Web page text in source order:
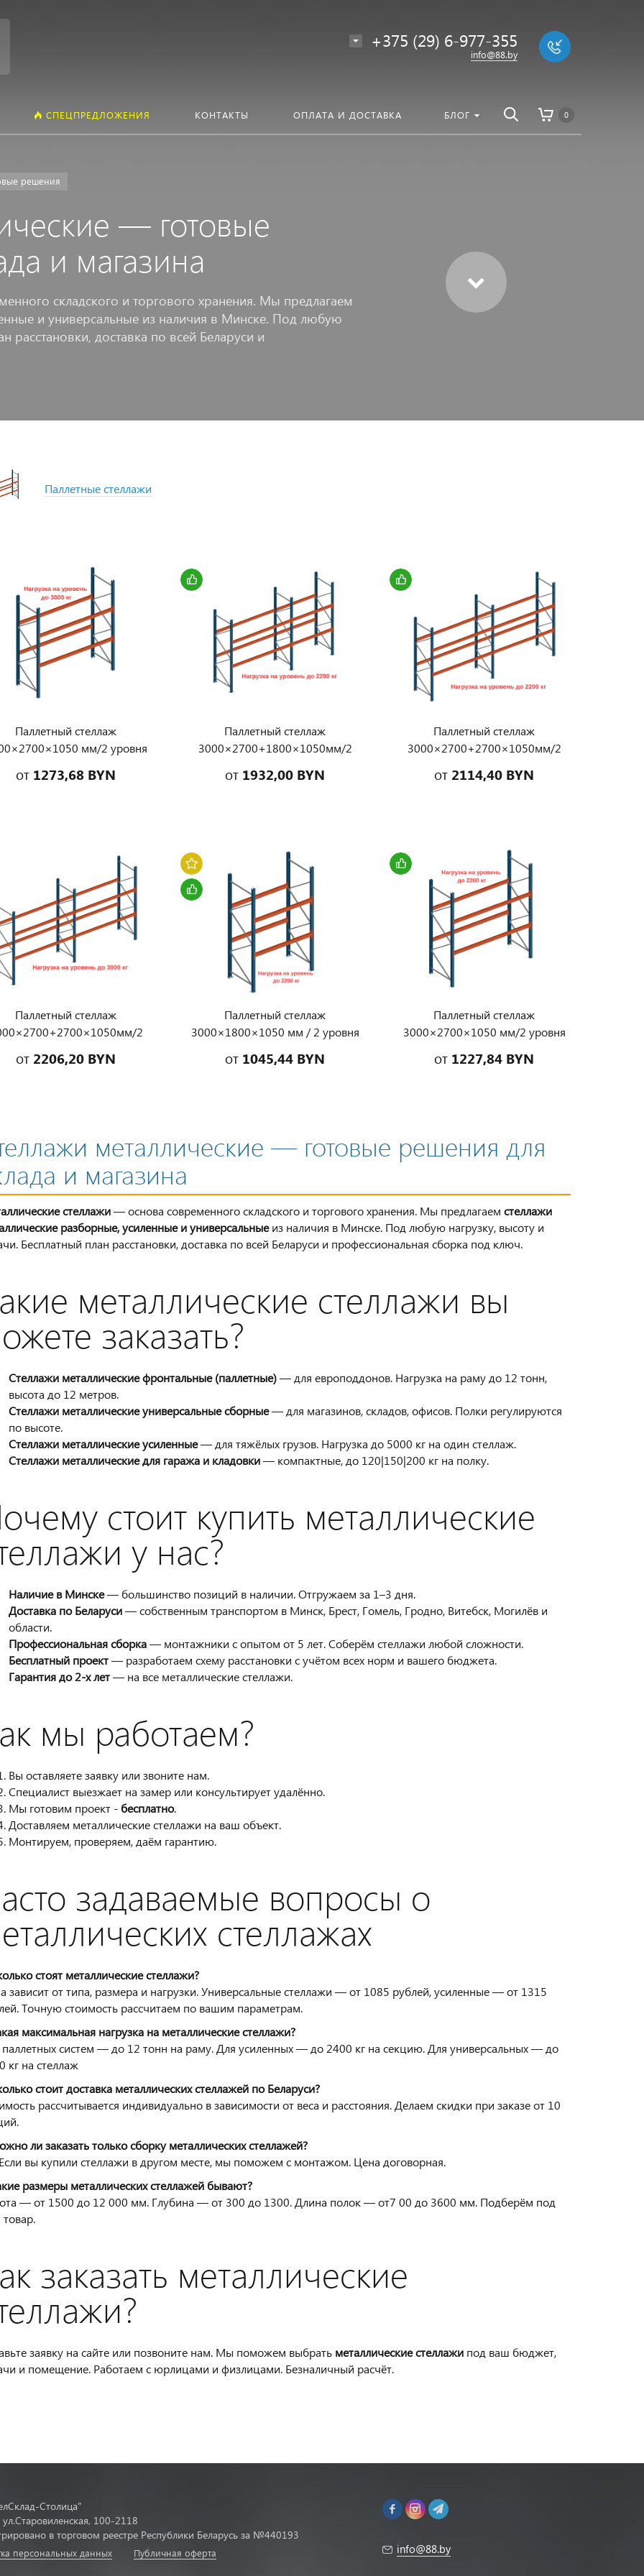
+375 (29) 6-977-355
info@88.by
СПЕЦПРЕДЛОЖЕНИЯ КОНТАКТЫ ОПЛАТА И ДОСТАВКА БЛОГ 0
решения
— готовые
и магазина
складского и торгового хранения. Мы предлагаем
и универсальные из наличия в Минске. Под любую
расстановки, доставка по всей Беларуси и
Паллетные стеллажи
Паллетный стеллаж
мм/2 уровня
до 3000 кг
от 1273,68 BYN
Паллетный стеллаж
3000×2700+1800×1050мм/2
уровень до 2200 кг
от 1932,00 BYN
Паллетный стеллаж
3000×2700+2700×1050мм/2
уровень до 2200 кг
от 2114,40 BYN
Паллетный стеллаж
2
уровень до 3000 кг
от 2206,20 BYN
Паллетный стеллаж
3000×1800×1050 мм / 2 уровня
до 2200 кг
от 1045,44 BYN
Паллетный стеллаж
3000×2700×1050 мм/2 уровня
до 2200 кг
от 1227,84 BYN
металлические — готовые решения для
и магазина
стеллажи— основа современного складского и торгового хранения. Мы предлагаем стеллажи
разборные, усиленные и универсальныеиз наличия в Минске. Под любую нагрузку, высоту и
Бесплатный план расстановки, доставка по всей Беларуси и профессиональная сборка под ключ.
металлические стеллажи вы
заказать?
Стеллажи металлические фронтальные (паллетные)— для европоддонов. Нагрузка на раму до 12 тонн,
высота до 12 метров.
Стеллажи металлические универсальные сборные— для магазинов, складов, офисов. Полки регулируются
по высоте.
Стеллажи металлические усиленные— для тяжёлых грузов. Нагрузка до 5000 кг на один стеллаж.
Стеллажи металлические для гаража и кладовки— компактные, до 120|150|200 кг на полку.
стоит купить металлические
у нас?
Наличие в Минске— большинство позиций в наличии. Отгружаем за 1–3 дня.
Доставка по Беларуси— собственным транспортом в Минск, Брест, Гомель, Гродно, Витебск, Могилёв и
области.
Профессиональная сборка— монтажники с опытом от 5 лет. Соберём стеллажи любой сложности.
Бесплатный проект— разработаем схему расстановки с учётом всех норм и вашего бюджета.
Гарантия до 2-х лет— на все металлические стеллажи.
мы работаем?
Вы оставляете заявку или звоните нам.
Специалист выезжает на замер или консультирует удалённо.
Мы готовим проект - бесплатно.
Доставляем металлические стеллажи на ваш объект.
Монтируем, проверяем, даём гарантию.
задаваемые вопросы о
стеллажах
стоят металлические стеллажи?
зависит от типа, размера и нагрузки. Универсальные стеллажи — от 1085 рублей, усиленные — от 1315
Точную стоимость рассчитаем по вашим параметрам.
максимальная нагрузка на металлические стеллажи?
систем — до 12 тонн на раму. Для усиленных — до 2400 кг на секцию. Для универсальных — до
кг на стеллаж
стоит доставка металлических стеллажей по Беларуси?
рассчитывается индивидуально в зависимости от веса и расстояния. Делаем скидки при заказе от 10
ли заказать только сборку металлических стеллажей?
вы купили стеллажи в другом месте, мы поможем с монтажом. Цена договорная.
размеры металлических стеллажей бывают?
— от 1500 до 12 000 мм. Глубина — от 300 до 1300. Длина полок — от7 00 до 3600 мм. Подберём под
заказать металлические
заявку на сайте или позвоните нам. Мы поможем выбрать металлические стеллажипод ваш бюджет,
и помещение. Работаем с юрлицами и физлицами. Безналичный расчёт.
Столица"
100-2118
в торговом реестре Республики Беларусь за №440193
персональных данных Публичная оферта info@88.by